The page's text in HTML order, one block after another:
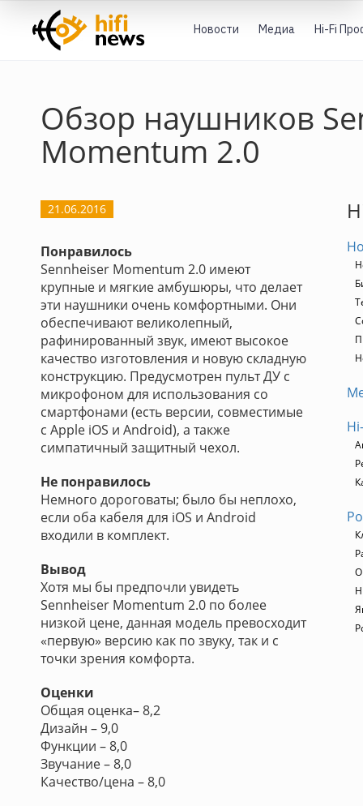
Новости Медиа Hi-Fi
Обзор наушников
Momentum 2.0
21.06.2016
Понравилось
Sennheiser Momentum 2.0 имеют
крупные и мягкие амбушюры, что делает
эти наушники очень комфортными. Они
обеспечивают великолепный,
рафинированный звук, имеют высокое
качество изготовления и новую складную
конструкцию. Предусмотрен пульт ДУ с
микрофоном для использования со
смартфонами (есть версии, совместимые
с Apple iOS и Android), а также
симпатичный защитный чехол.
Не понравилось
Немного дороговаты; было бы неплохо,
если оба кабеля для iOS и Android
входили в комплект.
Вывод
Хотя мы бы предпочли увидеть
Sennheiser Momentum 2.0 по более
низкой цене, данная модель превосходит
«первую» версию как по звуку, так и с
точки зрения комфорта.
Оценки
Общая оценка– 8,2
Дизайн – 9,0
Функции – 8,0
Звучание – 8,0
Качество/цена – 8,0
О